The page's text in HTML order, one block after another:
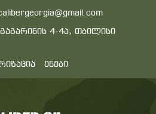
4-4ა, თბილისი
ენები